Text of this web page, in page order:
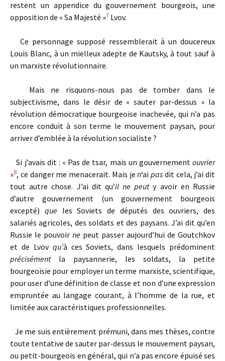
restent un appendice du gouvernement bourgeois, une
opposition de « Sa Majesté »7 Lvov.
Ce personnage supposé ressemblerait à un doucereux
Louis Blanc, à un mielleux adepte de Kautsky, à tout sauf à
un marxiste révolutionnaire.
Mais ne risquons-nous pas de tomber dans le
subjectivisme, dans le désir de « sauter par-dessus » la
révolution démocratique bourgeoise inachevée, qui n’a pas
encore conduit à son terme le mouvement paysan, pour
arriver d’emblée à la révolution socialiste ?
Si j’avais dit : « Pas de tsar, mais un gouvernement ouvrier
»8, ce danger me menacerait. Mais jen‘ai pas dit cela, j’ai dit
tout autre chose. J’ai dit qu’il ne peuty avoir en Russie
d’autre gouvernement (un gouvernement bourgeois
excepté) que les Soviets de députés des ouvriers, des
salariés agricoles, des soldats et des paysans. J’ai dit qu’en
Russie le pouvoir ne peut passer aujourd’hui de Goutchkov
et de Lvov qu’à ces Soviets, dans lesquels prédominent
précisément la paysannerie, les soldats, la petite
bourgeoisie pour employer un terme marxiste, scientifique,
pour user d’une définition de classe et non d’une expression
empruntée au langage courant, à l’homme de la rue, et
limitée aux caractéristiques professionnelles.
Je me suis entièrement prémuni, dans mes thèses, contre
toute tentative de sauter par-dessus le mouvement paysan,
ou petit-bourgeois en général, qui n’a pas encore épuisé ses